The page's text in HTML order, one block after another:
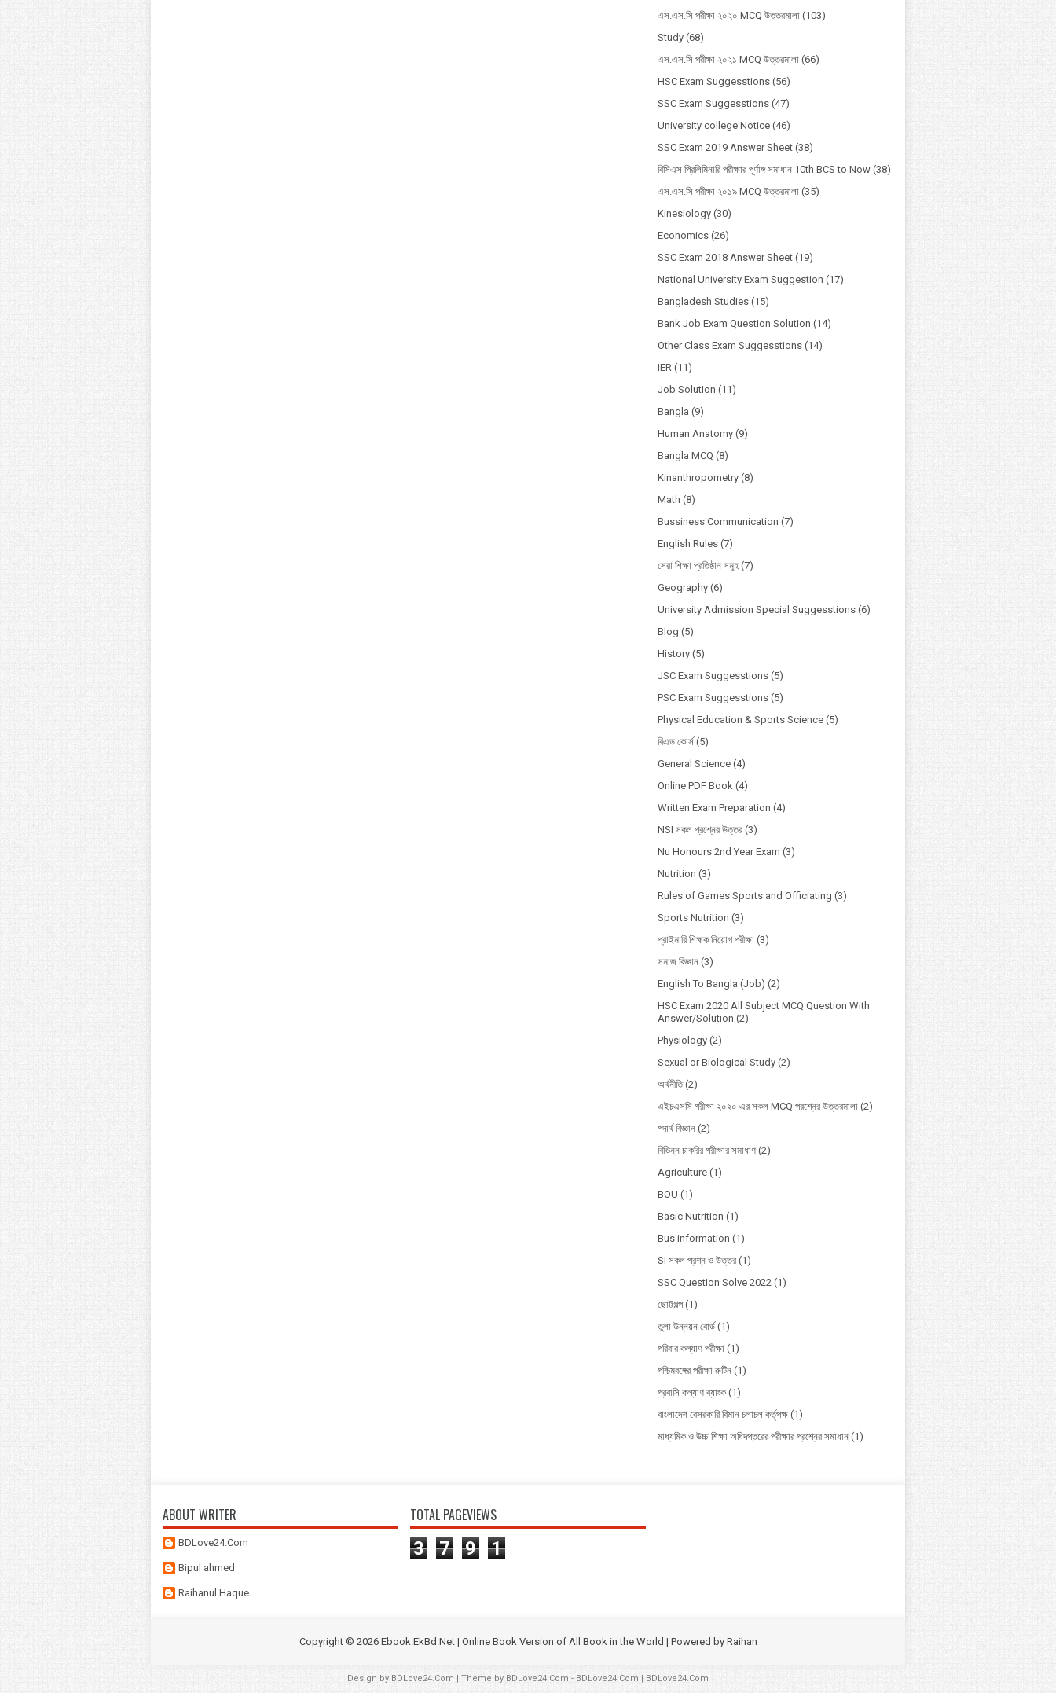
এস.এস.সি পরীক্ষা ২০২০ MCQ উত্তরমালা (103)
Study (68)
এস.এস.সি পরীক্ষা ২০২১ MCQ উত্তরমালা (66)
HSC Exam Suggesstions (56)
SSC Exam Suggesstions (47)
University college Notice (46)
SSC Exam 2019 Answer Sheet (38)
বিসিএস প্রিলিমিনারি পরীক্ষার পূর্ণাঙ্গ সমাধান 10th BCS to Now (38)
এস.এস.সি পরীক্ষা ২০১৯ MCQ উত্তরমালা (35)
Kinesiology (30)
Economics (26)
SSC Exam 2018 Answer Sheet (19)
National University Exam Suggestion (17)
Bangladesh Studies (15)
Bank Job Exam Question Solution (14)
Other Class Exam Suggesstions (14)
IER (11)
Job Solution (11)
Bangla (9)
Human Anatomy (9)
Bangla MCQ (8)
Kinanthropometry (8)
Math (8)
Bussiness Communication (7)
English Rules (7)
সেরা শিক্ষা প্রতিষ্ঠান সমূহ (7)
Geography (6)
University Admission Special Suggesstions (6)
Blog (5)
History (5)
JSC Exam Suggesstions (5)
PSC Exam Suggesstions (5)
Physical Education & Sports Science (5)
বিএড কোর্স (5)
General Science (4)
Online PDF Book (4)
Written Exam Preparation (4)
NSI সকল প্রশ্নের উত্তর (3)
Nu Honours 2nd Year Exam (3)
Nutrition (3)
Rules of Games Sports and Officiating (3)
Sports Nutrition (3)
প্রাইমারি শিক্ষক নিয়োগ পরীক্ষা (3)
সমাজ বিজ্ঞান (3)
English To Bangla (Job) (2)
HSC Exam 2020 All Subject MCQ Question With
Answer/Solution (2)
Physiology (2)
Sexual or Biological Study (2)
অর্থনীতি (2)
এইচএসসি পরীক্ষা ২০২০ এর সকল MCQ প্রশ্নের উত্তরমালা (2)
পদার্থ বিজ্ঞান (2)
বিভিন্ন চাকরির পরীক্ষার সমাধাণ (2)
Agriculture (1)
BOU (1)
Basic Nutrition (1)
Bus information (1)
SI সকল প্রশ্ন ও উত্তর (1)
SSC Question Solve 2022 (1)
ছোট্টগল্প (1)
তুলা উন্নয়ন বোর্ড (1)
পরিবার কল্যাণ পরীক্ষা (1)
পশ্চিমবঙ্গের পরীক্ষা রুটিন (1)
প্রবাসি কল্যাণ ব্যাংক (1)
বাংলাদেশ বেসরকারি বিমান চলাচল কর্তৃপক্ষ (1)
মাধ্যমিক ও উচ্চ শিক্ষা অধিদপ্তরের পরীক্ষার প্রশ্নের সমাধান (1)
ABOUT WRITER
BDLove24.Com
Bipul ahmed
Raihanul Haque
TOTAL PAGEVIEWS
3 7 9 1
Copyright © 2026 Ebook.EkBd.Net | Online Book Version of All Book in the World | Powered by Raihan
Design by BDLove24.Com | Theme by BDLove24.Com - BDLove24.Com | BDLove24.Com